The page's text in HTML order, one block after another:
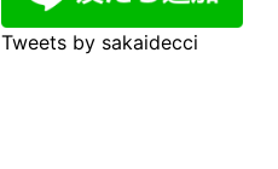
Tweets by sakaidecci